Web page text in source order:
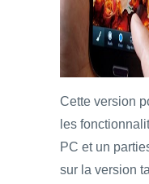
Cette version
les
PC et un
sur la version